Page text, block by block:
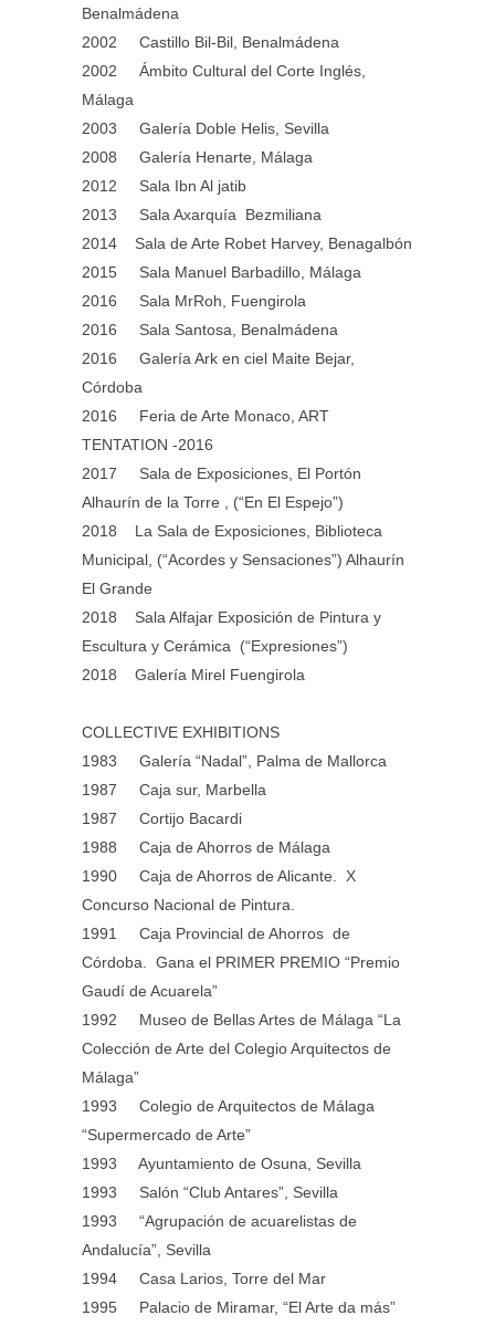
Benalmádena
2002 Castillo Bil-Bil, Benalmádena
2002 Ámbito Cultural del Corte Inglés,
Málaga
2003 Galería Doble Helis, Sevilla
2008 Galería Henarte, Málaga
2012 Sala Ibn Al jatib
2013 Sala Axarquía Bezmiliana
2014 Sala de Arte Robet Harvey, Benagalbón
2015 Sala Manuel Barbadillo, Málaga
2016 Sala MrRoh, Fuengirola
2016 Sala Santosa, Benalmádena
2016 Galería Ark en ciel Maite Bejar,
Córdoba
2016 Feria de Arte Monaco, ART
TENTATION -2016
2017 Sala de Exposiciones, El Portón
Alhaurín de la Torre , (“En El Espejo”)
2018 La Sala de Exposiciones, Biblioteca
Municipal, (“Acordes y Sensaciones”) Alhaurín
El Grande
2018 Sala Alfajar Exposición de Pintura y
Escultura y Cerámica (“Expresiones”)
2018 Galería Mirel Fuengirola
COLLECTIVE EXHIBITIONS
1983 Galería “Nadal”, Palma de Mallorca
1987 Caja sur, Marbella
1987 Cortijo Bacardi
1988 Caja de Ahorros de Málaga
1990 Caja de Ahorros de Alicante. X
Concurso Nacional de Pintura.
1991 Caja Provincial de Ahorros de
Córdoba. Gana el PRIMER PREMIO “Premio
Gaudí de Acuarela”
1992 Museo de Bellas Artes de Málaga “La
Colección de Arte del Colegio Arquitectos de
Málaga”
1993 Colegio de Arquitectos de Málaga
“Supermercado de Arte”
1993 Ayuntamiento de Osuna, Sevilla
1993 Salón “Club Antares”, Sevilla
1993 “Agrupación de acuarelistas de
Andalucía”, Sevilla
1994 Casa Larios, Torre del Mar
1995 Palacio de Miramar, “El Arte da más”